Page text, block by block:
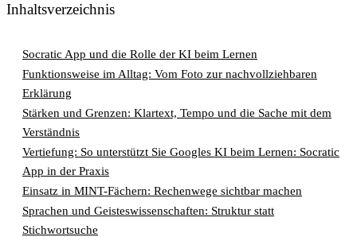
Inhaltsverzeichnis
Socratic App und die Rolle der KI beim Lernen
Funktionsweise im Alltag: Vom Foto zur nachvollziehbaren
Erklärung
Stärken und Grenzen: Klartext, Tempo und die Sache mit dem
Verständnis
Vertiefung: So unterstützt Sie Googles KI beim Lernen: Socratic
App in der Praxis
Einsatz in MINT-Fächern: Rechenwege sichtbar machen
Sprachen und Geisteswissenschaften: Struktur statt
Stichwortsuche